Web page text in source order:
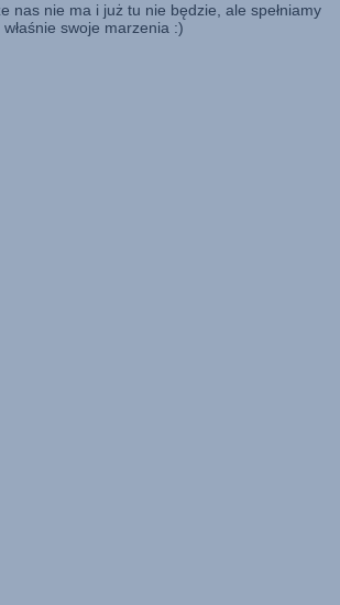
nas nie ma i już tu nie będzie, ale spełniamy
właśnie swoje marzenia :)